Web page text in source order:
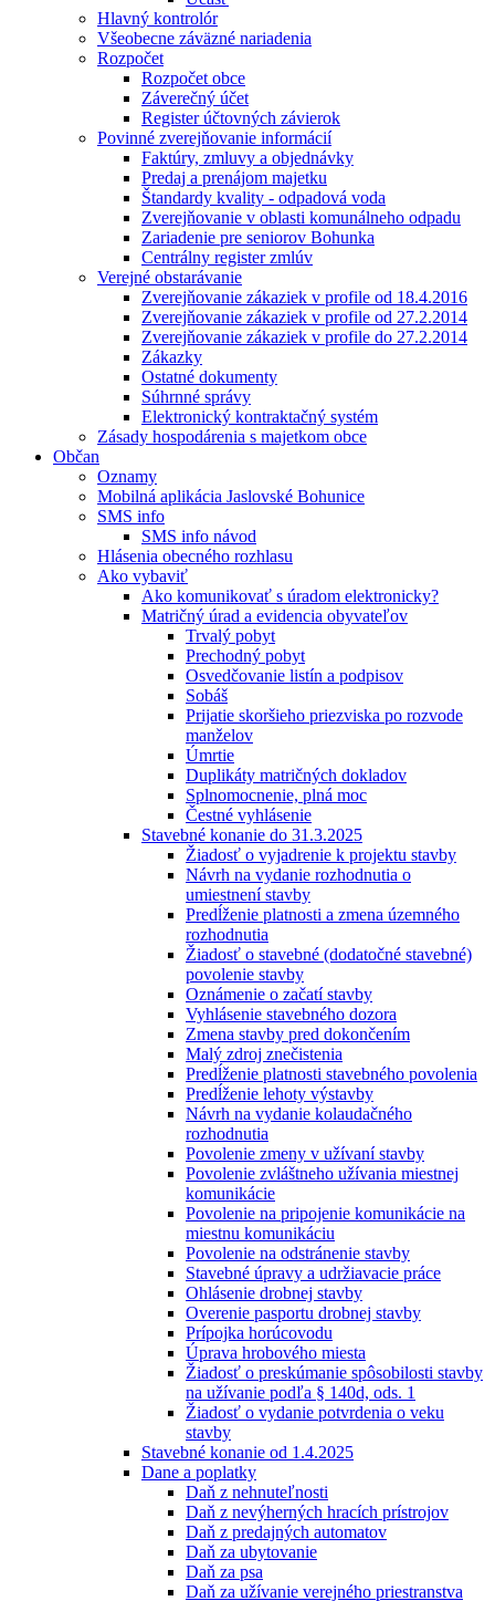
Hlavný kontrolór
Všeobecne záväzné nariadenia
Rozpočet
Rozpočet obce
Záverečný účet
Register účtovných závierok
Povinné zverejňovanie informácií
Faktúry, zmluvy a objednávky
Predaj a prenájom majetku
Štandardy kvality - odpadová voda
Zverejňovanie v oblasti komunálneho odpadu
Zariadenie pre seniorov Bohunka
Centrálny register zmlúv
Verejné obstarávanie
Zverejňovanie zákaziek v profile od 18.4.2016
Zverejňovanie zákaziek v profile od 27.2.2014
Zverejňovanie zákaziek v profile do 27.2.2014
Zákazky
Ostatné dokumenty
Súhrnné správy
Elektronický kontraktačný systém
Zásady hospodárenia s majetkom obce
Občan
Oznamy
Mobilná aplikácia Jaslovské Bohunice
SMS info
SMS info návod
Hlásenia obecného rozhlasu
Ako vybaviť
Ako komunikovať s úradom elektronicky?
Matričný úrad a evidencia obyvateľov
Trvalý pobyt
Prechodný pobyt
Osvedčovanie listín a podpisov
Sobáš
Prijatie skoršieho priezviska po rozvode
manželov
Úmrtie
Duplikáty matričných dokladov
Splnomocnenie, plná moc
Čestné vyhlásenie
Stavebné konanie do 31.3.2025
Žiadosť o vyjadrenie k projektu stavby
Návrh na vydanie rozhodnutia o
umiestnení stavby
Predĺženie platnosti a zmena územného
rozhodnutia
Žiadosť o stavebné (dodatočné stavebné)
povolenie stavby
Oznámenie o začatí stavby
Vyhlásenie stavebného dozora
Zmena stavby pred dokončením
Malý zdroj znečistenia
Predĺženie platnosti stavebného povolenia
Predĺženie lehoty výstavby
Návrh na vydanie kolaudačného
rozhodnutia
Povolenie zmeny v užívaní stavby
Povolenie zvláštneho užívania miestnej
komunikácie
Povolenie na pripojenie komunikácie na
miestnu komunikáciu
Povolenie na odstránenie stavby
Stavebné úpravy a udržiavacie práce
Ohlásenie drobnej stavby
Overenie pasportu drobnej stavby
Prípojka horúcovodu
Úprava hrobového miesta
Žiadosť o preskúmanie spôsobilosti stavby
na užívanie podľa § 140d, ods. 1
Žiadosť o vydanie potvrdenia o veku
stavby
Stavebné konanie od 1.4.2025
Dane a poplatky
Daň z nehnuteľnosti
Daň z nevýherných hracích prístrojov
Daň z predajných automatov
Daň za ubytovanie
Daň za psa
Daň za užívanie verejného priestranstva